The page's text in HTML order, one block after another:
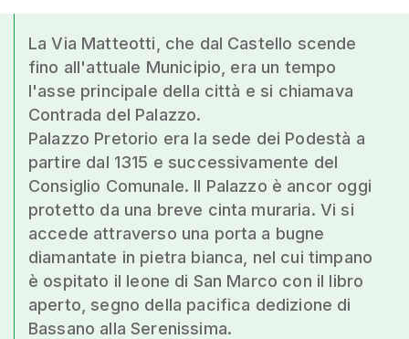
La Via Matteotti, che dal Castello scende
fino all'attuale Municipio, era un tempo
l'asse principale della città e si chiamava
Contrada del Palazzo.
Palazzo Pretorio era la sede dei Podestà a
partire dal 1315 e successivamente del
Consiglio Comunale. Il Palazzo è ancor oggi
protetto da una breve cinta muraria. Vi si
accede attraverso una porta a bugne
diamantate in pietra bianca, nel cui timpano
è ospitato il leone di San Marco con il libro
aperto, segno della pacifica dedizione di
Bassano alla Serenissima.